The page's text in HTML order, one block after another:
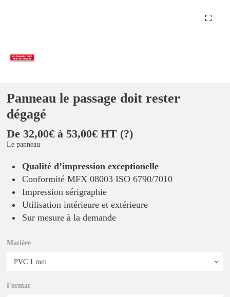
Panneau le passage doit rester
dégagé
De 32,00€ à 53,00€ HT (?)
Le panneau
Qualité d’impression exceptionelle
Conformité MFX 08003 ISO 6790/7010
Impression sérigraphie
Utilisation intérieure et extérieure
Sur mesure à la demande
Matière
Format